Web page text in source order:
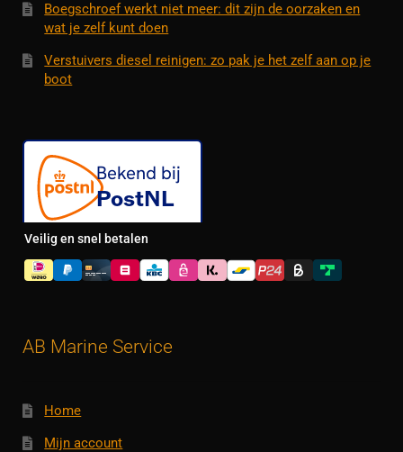
Boegschroef werkt niet meer: dit zijn de oorzaken en
wat je zelf kunt doen
Verstuivers diesel reinigen: zo pak je het zelf aan op je
boot
Veilig en snel betalen
AB Marine Service
Home
Mijn account